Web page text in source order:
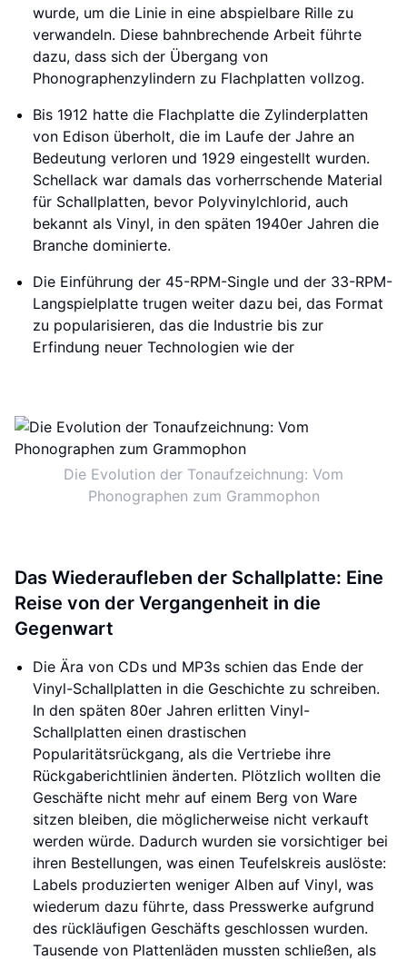
wurde, um die Linie in eine abspielbare Rille zu
verwandeln. Diese bahnbrechende Arbeit führte
dazu, dass sich der Übergang von
Phonographenzylindern zu Flachplatten vollzog.
Bis 1912 hatte die Flachplatte die Zylinderplatten
von Edison überholt, die im Laufe der Jahre an
Bedeutung verloren und 1929 eingestellt wurden.
Schellack war damals das vorherrschende Material
für Schallplatten, bevor Polyvinylchlorid, auch
bekannt als Vinyl, in den späten 1940er Jahren die
Branche dominierte.
Die Einführung der 45-RPM-Single und der 33-RPM-
Langspielplatte trugen weiter dazu bei, das Format
zu popularisieren, das die Industrie bis zur
Erfindung neuer Technologien wie der
Die Evolution der Tonaufzeichnung: Vom
Phonographen zum Grammophon
Das Wiederaufleben der Schallplatte: Eine
Reise von der Vergangenheit in die
Gegenwart
Die Ära von CDs und MP3s schien das Ende der
Vinyl-Schallplatten in die Geschichte zu schreiben.
In den späten 80er Jahren erlitten Vinyl-
Schallplatten einen drastischen
Popularitätsrückgang, als die Vertriebe ihre
Rückgaberichtlinien änderten. Plötzlich wollten die
Geschäfte nicht mehr auf einem Berg von Ware
sitzen bleiben, die möglicherweise nicht verkauft
werden würde. Dadurch wurden sie vorsichtiger bei
ihren Bestellungen, was einen Teufelskreis auslöste:
Labels produzierten weniger Alben auf Vinyl, was
wiederum dazu führte, dass Presswerke aufgrund
des rückläufigen Geschäfts geschlossen wurden.
Tausende von Plattenläden mussten schließen, als